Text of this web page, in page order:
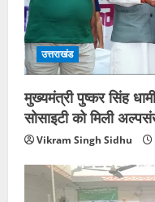
उत्तराखंड
मुख्यमंत्री पुष्कर सिंह
सोसाइटी को मिली
Vikram Singh Sidhu